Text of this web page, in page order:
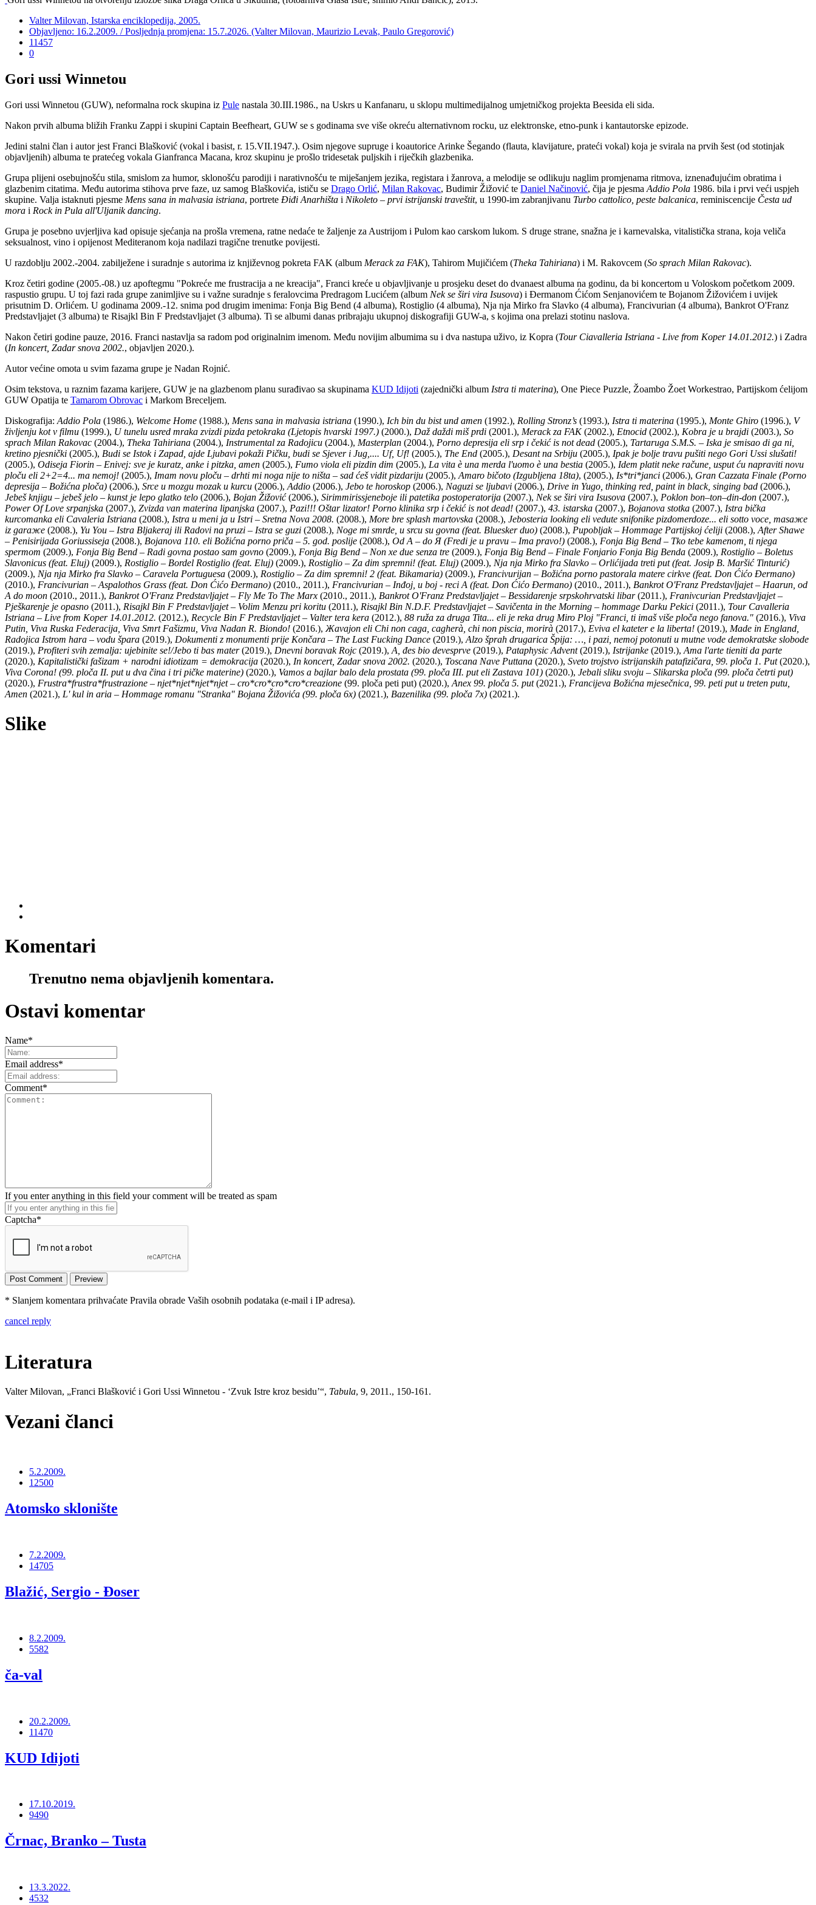
Valter Milovan, Istarska enciklopedija, 2005.
Objavljeno: 16.2.2009. / Posljednja promjena: 15.7.2026. (Valter Milovan, Maurizio Levak, Paulo Gregorović)
11457
0
Gori ussi Winnetou
Gori ussi Winnetou (GUW), neformalna rock skupina iz Pule nastala 30.III.1986., na Uskrs u Kanfanaru, u sklopu multimedijalnog umjetničkog projekta Beesida eli sida.
Nakon prvih albuma bližih Franku Zappi i skupini Captain Beefheart, GUW se s godinama sve više okreću alternativnom rocku, uz elektronske, etno-punk i kantautorske epizode.
Jedini stalni član i autor jest Franci Blašković (vokal i basist, r. 15.VII.1947.). Osim njegove supruge i koautorice Arinke Šegando (flauta, klavijature, prateći vokal) koja je svirala na prvih šest (od stotinjak
objavljenih) albuma te pratećeg vokala Gianfranca Macana, kroz skupinu je prošlo tridesetak puljskih i riječkih glazbenika.
Grupa plijeni osebujnošću stila, smislom za humor, sklonošću parodiji i narativnošću te miješanjem jezika, registara i žanrova, a melodije se odlikuju naglim promjenama ritmova, iznenađujućim obratima i
glazbenim citatima. Među autorima stihova prve faze, uz samog Blaškovića, ističu se Drago Orlić, Milan Rakovac, Budimir Žižović te Daniel Načinović, čija je pjesma Addio Pola 1986. bila i prvi veći uspjeh
skupine. Valja istaknuti pjesme Mens sana in malvasia istriana, portrete Điđi Anarhišta i Nikoleto – prvi istrijanski traveštit, u 1990-im zabranjivanu Turbo cattolico, peste balcanica, reminiscencije Česta ud
mora i Rock in Pula all'Uljanik dancing.
Grupa je posebno uvjerljiva kad opisuje sjećanja na prošla vremena, ratne nedaće te žaljenje za Austrijom i Pulom kao carskom lukom. S druge strane, snažna je i karnevalska, vitalistička strana, koja veliča
seksualnost, vino i opijenost Mediteranom koja nadilazi tragične trenutke povijesti.
U razdoblju 2002.-2004. zabilježene i suradnje s autorima iz književnog pokreta FAK (album Merack za FAK), Tahirom Mujičićem (Theka Tahiriana) i M. Rakovcem (So sprach Milan Rakovac).
Kroz četiri godine (2005.-08.) uz apoftegmu "Pokreće me frustracija a ne kreacija", Franci kreće u objavljivanje u prosjeku deset do dvanaest albuma na godinu, da bi koncertom u Voloskom početkom 2009.
raspustio grupu. U toj fazi rada grupe zanimljive su i važne suradnje s feralovcima Predragom Lucićem (album Nek se širi vira Isusova) i Đermanom Ćićom Senjanovićem te Bojanom Žižovićem i uvijek
prisutnim D. Orlićem. U godinama 2009.-12. snima pod drugim imenima: Fonja Big Bend (4 albuma), Rostiglio (4 albuma), Nja nja Mirko fra Slavko (4 albuma), Francivurian (4 albuma), Bankrot O'Franz
Predstavljajet (3 albuma) te Risajkl Bin F Predstavljajet (3 albuma). Ti se albumi danas pribrajaju ukupnoj diskografiji GUW-a, s kojima ona prelazi stotinu naslova.
Nakon četiri godine pauze, 2016. Franci nastavlja sa radom pod originalnim imenom. Među novijim albumima su i dva nastupa uživo, iz Kopra (Tour Ciavalleria Istriana - Live from Koper 14.01.2012.) i Zadra
(In koncert, Zadar snova 2002., objavljen 2020.).
Autor većine omota u svim fazama grupe je Nadan Rojnić.
Osim tekstova, u raznim fazama karijere, GUW je na glazbenom planu surađivao sa skupinama KUD Idijoti (zajednički album Istra ti materina), One Piece Puzzle, Žoambo Žoet Workestrao, Partijskom ćelijom
GUW Opatija te Tamarom Obrovac i Markom Breceljem.
Diskografija: Addio Pola (1986.), Welcome Home (1988.), Mens sana in malvasia istriana (1990.), Ich bin du bist und amen (1992.), Rolling Stronz’s (1993.), Istra ti materina (1995.), Monte Ghiro (1996.), V
življenju kot v filmu (1999.), U tunelu usred mraka zvizdi pizda petokraka (Ljetopis hvarski 1997.) (2000.), Daž daždi miš prdi (2001.), Merack za FAK(2002.), Etnocid (2002.), Kobra je u brajdi (2003.), So
sprach Milan Rakovac (2004.), Theka Tahiriana (2004.), Instrumental za Radojicu (2004.), Masterplan (2004.), Porno depresija eli srp i čekić is not dead (2005.), Tartaruga S.M.S. – Iska je smisao di ga ni,
kretino pjesnički (2005.), Budi se Istok i Zapad, ajde Ljubavi pokaži Pičku, budi se Sjever i Jug,.... Uf, Uf! (2005.), The End (2005.), Desant na Srbiju (2005.), Ipak je bolje travu pušiti nego Gori Ussi slušati!
(2005.), Odiseja Fiorin – Enivej: sve je kuratz, anke i pitzka, amen (2005.), Fumo viola eli pizdin dim (2005.), La vita è una merda l'uomo è una bestia (2005.), Idem platit neke račune, usput ću napraviti novu
ploču eli 2+2=4... ma nemoj! (2005.), Imam novu ploču – drhti mi noga nije to ništa – sad ćeš vidit pizdariju (2005.), Amaro bičoto (Izgubljena 18ta), (2005.), Is*tri*janci (2006.), Gran Cazzata Finale (Porno
depresija – Božićna ploča) (2006.), Srce u mozgu mozak u kurcu (2006.), Addio (2006.), Jebo te horoskop (2006.), Naguzi se ljubavi (2006.), Drive in Yugo, thinking red, paint in black, singing bad (2006.),
Jebeš knjigu – jebeš jelo – kunst je lepo glatko telo (2006.), Bojan Žižović(2006.), Sirimmirissjeneboje ili patetika postoperatorija (2007.), Nek se širi vira Isusova (2007.), Poklon bon–ton–din-don (2007.),
Power Of Love srpanjska (2007.), Zvizda van materina lipanjska (2007.), Pazi!!! Oštar lizator! Porno klinika srp i čekić is not dead! (2007.), 43. istarska (2007.), Bojanova stotka (2007.), Istra bička
kurcomanka eli Cavaleria Istriana (2008.), Istra u meni ja u Istri – Sretna Nova 2008. (2008.), More bre splash martovska (2008.), Jebosteria looking eli vedute snifonike pizdomerdoze... eli sotto voce, masaжe
iz garaжe (2008.), Yu You – Istra Bljakeraj ili Radovi na pruzi – Istra se guzi (2008.), Noge mi smrde, u srcu su govna (feat. Bluesker duo) (2008.), Pupobljak – Hommage Partijskoj ćeliji (2008.), After Shawe
– Penisirijada Goriussiseja (2008.), Bojanova 110. eli Božićna porno priča – 5. god. poslije (2008.), Od A – do Я (Fredi je u pravu – Ima pravo!) (2008.), Fonja Big Bend – Tko tebe kamenom, ti njega
spermom (2009.), Fonja Big Bend – Radi govna postao sam govno (2009.), Fonja Big Bend – Non xe due senza tre (2009.), Fonja Big Bend – Finale Fonjario Fonja Big Benda (2009.), Rostiglio – Boletus
Slavonicus (feat. Eluj) (2009.), Rostiglio – Bordel Rostiglio (feat. Eluj) (2009.), Rostiglio – Za dim spremni! (feat. Eluj) (2009.), Nja nja Mirko fra Slavko – Orlićijada treti put (feat. Josip B. Maršić Tinturić)
(2009.), Nja nja Mirko fra Slavko – Caravela Portuguesa (2009.), Rostiglio – Za dim spremni! 2 (feat. Bikamaria) (2009.), Francivurijan – Božićna porno pastorala matere cirkve (feat. Don Ćićo Đermano)
(2010.), Francivurian – Aspalothos Grass (feat. Don Ćićo Đermano) (2010., 2011.), Francivurian – Inđoj, u boj - reci A (feat. Don Ćićo Đermano) (2010., 2011.), Bankrot O'Franz Predstavljajet – Haarun, od
A do moon (2010., 2011.), Bankrot O'Franz Predstavljajet – Fly Me To The Marx (2010., 2011.), Bankrot O'Franz Predstavljajet – Bessidarenje srpskohrvatski libar(2011.), Franivcurian Predstavljajet –
Pješkarenje je opasno (2011.), Risajkl Bin F Predstavljajet – Volim Menzu pri koritu (2011.), Risajkl Bin N.D.F. Predstavljajet – Savičenta in the Morning – hommage Darku Pekici (2011.), Tour Cavalleria
Istriana – Live from Koper 14.01.2012. (2012.), Recycle Bin F Predstavljajet – Valter tera kera (2012.), 88 ruža za druga Tita... eli je reka drug Miro Ploj "Franci, ti imaš više ploča nego fanova." (2016.), Viva
Putin, Viva Ruska Federacija, Viva Smrt Fašizmu, Viva Nadan R. Biondo! (2016.), Жavajon eli Chi non caga, cagherà, chi non piscia, morirà (2017.), Eviva el kateter e la liberta! (2019.), Made in England,
Radojica Istrom hara – vodu špara (2019.), Dokumenti z monumenti prije Končara – The Last Fucking Dance (2019.), Alzo šprah drugarica Špija: …, i pazi, nemoj potonuti u mutne vode demokratske slobode
(2019.), Profiteri svih zemalja: ujebinite se!/Jebo ti bas mater(2019.), Dnevni boravak Rojc (2019.), A, đes bio devesprve (2019.), Pataphysic Advent(2019.), Istrijanke (2019.), Ama l'arte tieniti da parte
(2020.), Kapitalistički fašizam + narodni idiotizam = demokracija (2020.), In koncert, Zadar snova 2002. (2020.), Toscana Nave Puttana (2020.), Sveto trojstvo istrijanskih patafizičara, 99. ploča 1. Put(2020.),
Viva Corona! (99. ploča II. put u dva čina i tri pičke materine) (2020.), Vamos a bajlar balo dela prostata (99. ploča III. put eli Zastava 101) (2020.), Jebali sliku svoju – Slikarska ploča (99. ploča četrti put)
(2020.), Frustra*frustra*frustrazione – njet*njet*njet*njet – cro*cro*cro*cro*creazione (99. ploča peti put) (2020.), Anex 99. ploča 5. put(2021.), Francijeva Božićna mjesečnica, 99. peti put u treten putu,
Amen (2021.), L' kul in aria – Hommage romanu "Stranka" Bojana Žižovića (99. ploča 6x) (2021.), Bazenilika (99. ploča 7x) (2021.).
Slike
Komentari
Trenutno nema objavljenih komentara.
Ostavi komentar
Name*
Email address*
Comment*
If you enter anything in this field your comment will be treated as spam
Captcha*
* Slanjem komentara prihvaćate Pravila obrade Vaših osobnih podataka (e-mail i IP adresa).
cancel reply
Literatura
Valter Milovan, „Franci Blašković i Gori Ussi Winnetou - ʻZvuk Istre kroz besiduʼ“, Tabula, 9, 2011., 150-161.
Vezani članci
5.2.2009.
12500
Atomsko sklonište
7.2.2009.
14705
Blažić, Sergio - Đoser
8.2.2009.
5582
ča-val
20.2.2009.
11470
KUD Idijoti
17.10.2019.
9490
Črnac, Branko – Tusta
13.3.2022.
4532